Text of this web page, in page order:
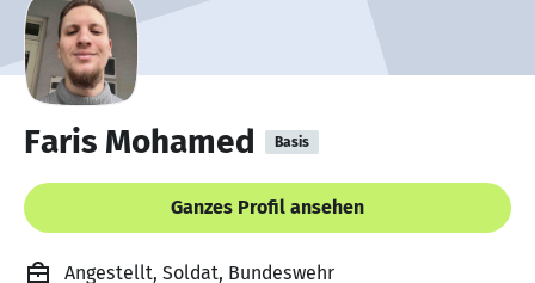
Faris Mohamed Basis
Ganzes Profil ansehen
Angestellt, Soldat, Bundeswehr